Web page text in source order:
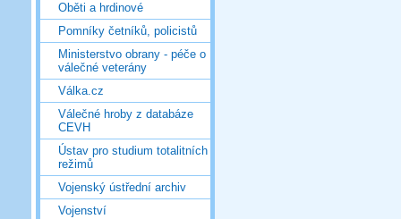
Oběti a hrdinové
Pomníky četníků, policistů
Ministerstvo obrany - péče o
válečné veterány
Válka.cz
Válečné hroby z databáze
CEVH
Ústav pro studium totalitních
režimů
Vojenský ústřední archiv
Vojenství